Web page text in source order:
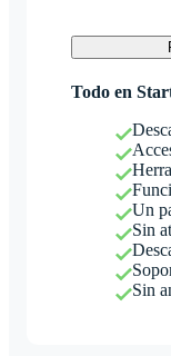
Todo en
Un
Sin
Sin